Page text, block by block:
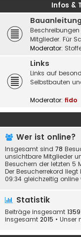
Infos &
Mitglieder. Für
Moderator:
Links
Links auf
Selbstbauten
Moderator: fido
Wer ist online?
Insgesamt sind 78
unsichtbare Mitglieder
Besuchern der letzten 5
Der Besucherrekord liegt
09:34 gleichzeitig online
Statistik
Beiträge insgesamt
insgesamt 2015 • Unser